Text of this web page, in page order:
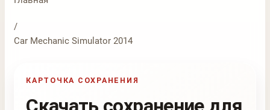
/
Car Mechanic Simulator 2014
КАРТОЧКА СОХРАНЕНИЯ